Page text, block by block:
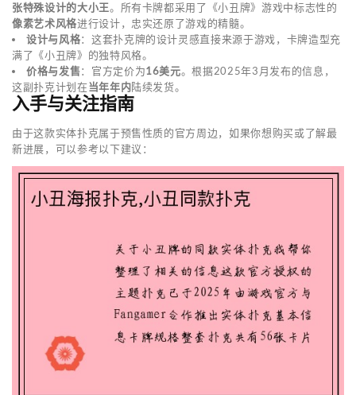
张特殊设计的大小王。所有卡牌都采用了《小丑牌》游戏中标志性的
像素艺术风格进行设计，忠实还原了游戏的精髓。
设计与风格：这套扑克牌的设计灵感直接来源于游戏，卡牌造型充
满了《小丑牌》的独特风格。
价格与发售：官方定价为16美元。根据2025年3月发布的信息，
这副扑克计划在当年年内陆续发货。
入手与关注指南
由于这款实体扑克属于预售性质的官方周边，如果你想购买或了解最
新进展，可以参考以下建议：